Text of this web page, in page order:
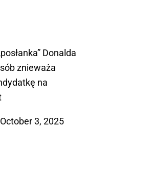
Donalda
znieważa
na
October 3, 2025